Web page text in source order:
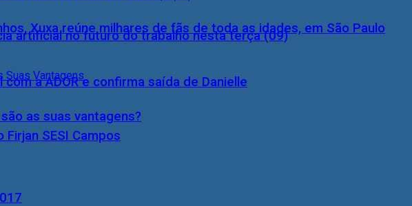
artificial no futuro do trabalho nesta terça (09)
as suas vantagens?
Xuxa reúne milhares de fãs de toda as idades, em São Paulo
a ADOR e confirma saída de Danielle
SESI Campos